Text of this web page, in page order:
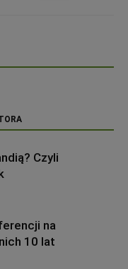
Czyli
na
10 lat